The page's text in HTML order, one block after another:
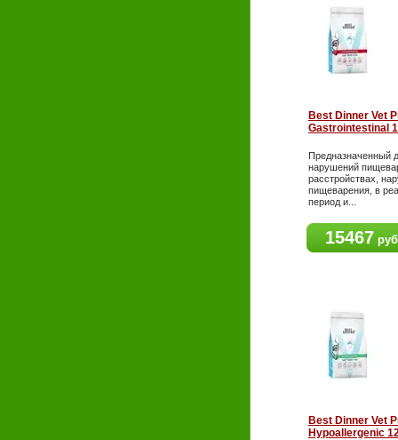
Best Dinner Vet
Gastrointestinal
Предназначенный
нарушений
расстройствах,
пищеварения, в
период и...
15467
Best Dinner Vet
Hypoallergenic